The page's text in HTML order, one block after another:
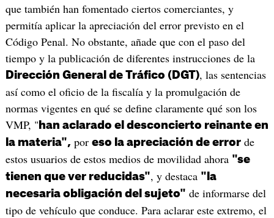
que también han fomentado ciertos comerciantes, y
permitía aplicar la apreciación del error previsto en el
Código Penal. No obstante, añade que con el paso del
tiempo y la publicación de diferentes instrucciones de la
Dirección General de Tráfico (DGT), las sentencias
así como el oficio de la fiscalía y la promulgación de
normas vigentes en qué se define claramente qué son los
VMP, " han aclarado el desconcierto reinante en
la materia", por eso la apreciación de errorde
estos usuarios de estos medios de movilidad ahora "se
tienen que ver reducidas", y destaca "la
necesaria obligación del sujeto" de informarse del
tipo de vehículo que conduce. Para aclarar este extremo, el